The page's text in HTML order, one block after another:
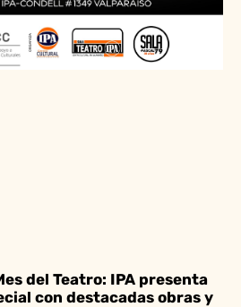
del Teatro: IPA presenta
con destacadas obras y